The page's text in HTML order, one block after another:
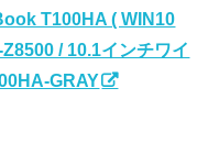
T100HA ( WIN10
/ 10.1インチワイ
GRAY